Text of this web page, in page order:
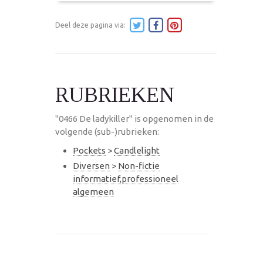
Deel deze pagina via:
RUBRIEKEN
"0466 De ladykiller" is opgenomen in de
volgende (sub-)rubrieken:
Pockets >Candlelight
Diversen > Non-fictie
informatief,professioneel
algemeen